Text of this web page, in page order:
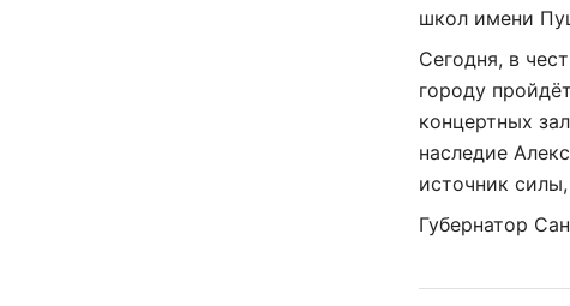
школ имени
Сегодня, в
городу
концертных
наследие
источник
Губернатор